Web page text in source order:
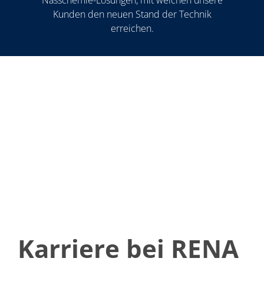
Kunden den neuen Stand der Technik
erreichen.
Karriere bei RENA